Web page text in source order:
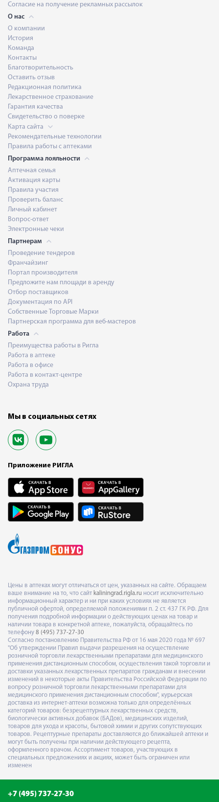
Согласие на получение рекламных рассылок
О нас
О компании
История
Команда
Контакты
Благотворительность
Оставить отзыв
Редакционная политика
Лекарственное страхование
Гарантия качества
Свидетельство о поверке
Карта сайта
Рекомендательные технологии
Правила работы с аптеками
Программа лояльности
Аптечная семья
Активация карты
Правила участия
Проверить баланс
Личный кабинет
Вопрос-ответ
Электронные чеки
Партнерам
Проведение тендеров
Франчайзинг
Портал производителя
Предложите нам площади в аренду
Отбор поставщиков
Документация по API
Собственные Торговые Марки
Партнерская программа для веб-мастеров
Работа
Преимущества работы в Ригла
Работа в аптеке
Работа в офисе
Работа в контакт-центре
Охрана труда
Мы в социальных сетях
Приложение РИГЛА
Цены в аптеках могут отличаться от цен, указанных на сайте. Обращаем
ваше внимание на то, что сайт kaliningrad.rigla.ru носит исключительно
информационный характер и ни при каких условиях не является
публичной офертой, определяемой положениями п. 2 ст. 437 ГК РФ. Для
получения подробной информации о действующих ценах на товар и
наличии товара в конкретной аптеке, пожалуйста, обращайтесь по
телефону 8 (495) 737-27-30
Согласно постановлению Правительства РФ от 16 мая 2020 года № 697
"Об утверждении Правил выдачи разрешения на осуществление
розничной торговли лекарственными препаратами для медицинского
применения дистанционным способом, осуществления такой торговли и
доставки указанных лекарственных препаратов гражданам и внесении
изменений в некоторые акты Правительства Российской Федерации по
вопросу розничной торговли лекарственными препаратами для
медицинского применения дистанционным способом", курьерская
доставка из интернет-аптеки возможна только для определённых
категорий товаров: безрецептурных лекарственных средств,
биологически активных добавок (БАДов), медицинских изделий,
товаров для ухода и красоты, бытовой химии и других сопутствующих
товаров. Рецептурные препараты доставляются до ближайшей аптеки и
могут быть получены при наличии действующего рецепта,
оформленного врачом. Ассортимент товаров, участвующих в
специальных предложениях и акциях, может быть ограничен или
изменен
+7 (495) 737-27-30